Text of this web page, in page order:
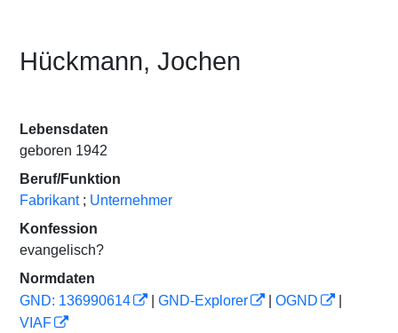
Hückmann, Jochen
Lebensdaten
geboren 1942
Beruf/Funktion
Fabrikant ; Unternehmer
Konfession
evangelisch?
Normdaten
GND: 136990614
GND-Explorer OGND
VIAF